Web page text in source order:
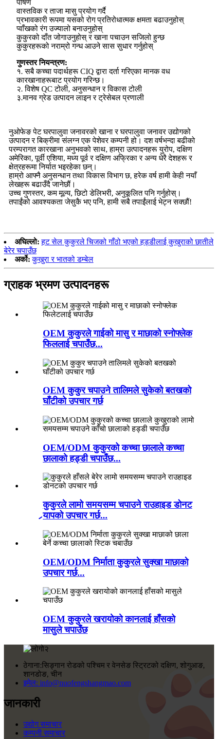
पोषण
वास्तविक र ताजा मासु प्रयोग गर्दै
प्रभावकारी रूपमा यसको रोग प्रतिरोधात्मक क्षमता बढाउनुहोस्
प्वाँखको रंग उज्यालो बनाउनुहोस्
कुकुरको दाँत जोगाउनुहोस् र खाना पचाउन सजिलो हुन्छ
कुकुरहरूको नराम्रो गन्ध आउने सास सुधार गर्नुहोस्
गुणस्तर नियन्त्रण:
१. सबै कच्चा पदार्थहरू CIQ द्वारा दर्ता गरिएका मानक वध
कारखानाहरूबाट प्रयोग गरिन्छ।
२. विशेष QC टोली, अनुसन्धान र विकास टोली
३.मानव ग्रेड उत्पादन लाइन र ट्रेसेबल प्रणाली
नुओफेङ पेट घरपालुवा जनावरको खाना र घरपालुवा जनावर उद्योगको
उत्पादन र बिक्रीमा संलग्न एक पेशेवर कम्पनी हो। दश वर्षभन्दा बढीको
परम्परागत कारखाना अनुभवको साथ, हाम्रा उत्पादनहरू युरोप, दक्षिण
अमेरिका, पूर्वी एशिया, मध्य पूर्व र दक्षिण अफ्रिका र अन्य धेरै देशहरू र
क्षेत्रहरूमा निर्यात भइरहेका छन्।
हाम्रो आफ्नै अनुसन्धान तथा विकास विभाग छ, हरेक वर्ष हामी केही नयाँ
लेखहरू बढाउँदै जानेछौं।
उच्च गुणस्तर, कम मूल्य, छिटो डेलिभरी, अनुकूलित पनि गर्नुहोस्।
तपाईंको आवश्यकता जेसुकै भए पनि, हामी सबै तपाईंलाई भेट्न सक्छौं!
अघिल्लो: हट सेल कुकुरले चिजको गाँठो भएको हड्डीलाई कुखुराको छातीले
बेरेर चपाउँछ
अर्को: कुखुरा र भातको डम्बेल
ग्राहक भ्रमण उत्पादनहरू
OEM कुकुरले गाईको मासु र माछाको स्नोफ्लेक
फिललाई चपाउँछ...
OEM कुकुर चपाउने तालिमले सुकेको बतखको
घाँटीको उपचार गर्छ
OEM/ODM कुकुरको कच्चा छालाले कच्चा
छालाको हड्डी चपाउँछ...
कुकुरले लामो समयसम्म चपाउने राउहाइड डोनट
र्‍यापको उपचार गर्छ...
OEM/ODM निर्माता कुकुरले सुक्खा माछाको
उपचार गर्छ...
OEM कुकुरले खरायोको कानलाई हाँसको
मासुले चपाउँछ
ठेगाना:सिङ्गान रोडको पश्चिम र वेनसेङ स्ट्रिटको दक्षिण, शोगुआङ,
शानडोङ, चीन
इमेल: info@nuofengshangmao.com
जानकारी
उद्योग समाचार
कम्पनी समाचार